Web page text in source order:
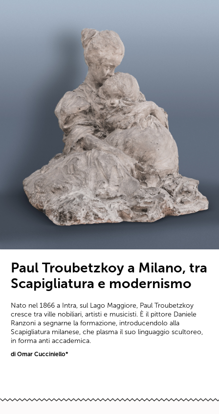
Paul Troubetzkoy a Milano, tra
Scapigliatura e modernismo
Nato nel 1866 a Intra, sul Lago Maggiore, Paul Troubetzkoy
cresce tra ville nobiliari, artisti e musicisti. È il pittore Daniele
Ranzoni a segnarne la formazione, introducendolo alla
Scapigliatura milanese, che plasma il suo linguaggio scultoreo,
in forma anti accademica.
di Omar Cucciniello*